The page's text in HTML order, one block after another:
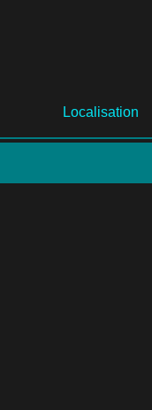
Localisation